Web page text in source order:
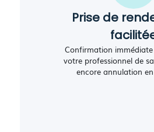
Prise de
Confirmation
votre professionnel de
encore annulation